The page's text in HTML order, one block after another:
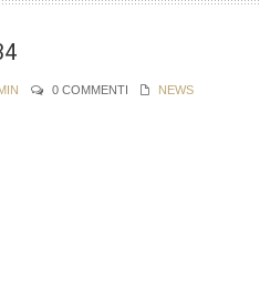
0 COMMENTI NEWS